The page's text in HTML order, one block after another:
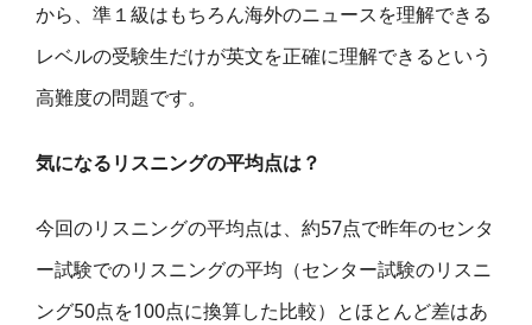
から、 準１級はもちろん海外のニュースを理解できる
レベルの受験生だけが英文を正確に理解できるという
高難度の問題です。
気になるリスニングの平均点は？
今回のリスニングの平均点は、約57点で昨年のセンタ
ー試験でのリスニングの平均 （センター試験のリスニ
ング50点を100点に換算した比較） とほとんど差はあ